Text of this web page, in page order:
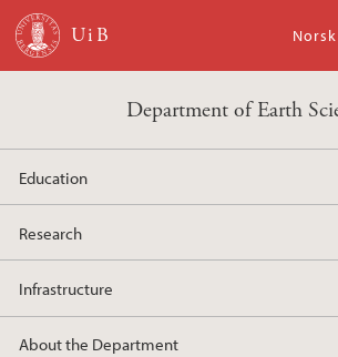
Skip to main content
Norsk
Department of Earth
Education
Research
Infrastructure
About the Department